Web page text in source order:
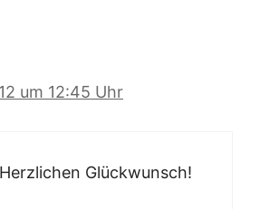
um 12:45 Uhr
Glückwunsch!